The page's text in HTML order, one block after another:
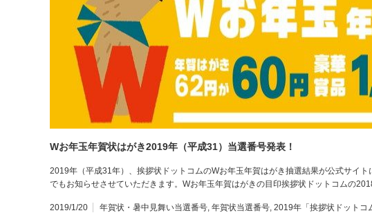
Wお年玉年賀状はがき2019年（平成31）当選番号発表！
2019年（平成31年）、挨拶状ドットコムのWお年玉年賀はがき抽選結果が公式サイト
でもお知らせさせていただきます。Wお年玉年賀はがきの目印挨拶状ドットコムの
2019/1/20 年賀状・暑中見舞い当選番号, 年賀状当選番号, 2019年「挨拶状ドットコ